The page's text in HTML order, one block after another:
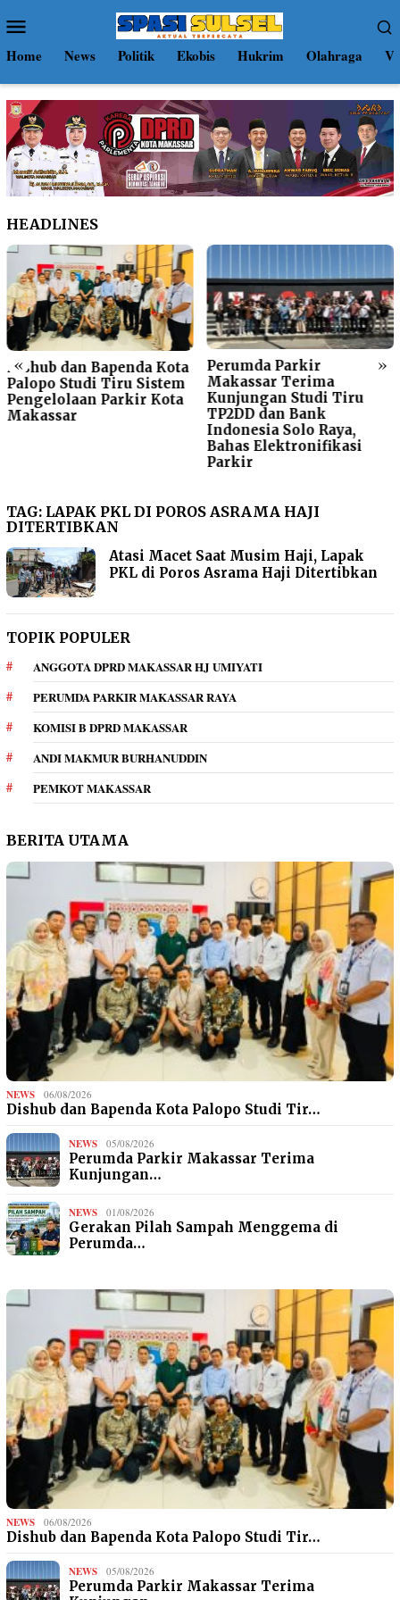
ke
kontenMobile
Home News Politik Ekobis Hukrim Olahraga
HEADLINES
« »
Dishub dan Bapenda Kota
Palopo Studi Tiru Sistem
Pengelolaan Parkir Kota
Makassar
Perumda Parkir
Makassar Terima
Kunjungan Studi Tiru
TP2DD dan Bank
Indonesia Solo Raya,
Bahas Elektronifikasi
Parkir
TAG: LAPAK PKL DI POROS ASRAMA HAJI
DITERTIBKAN
Atasi Macet Saat Musim Haji, Lapak
PKL di Poros Asrama Haji Ditertibkan
TOPIK POPULER
ANGGOTA DPRD MAKASSAR HJ UMIYATI
PERUMDA PARKIR MAKASSAR RAYA
KOMISI B DPRD MAKASSAR
ANDI MAKMUR BURHANUDDIN
PEMKOT MAKASSAR
BERITA UTAMA
NEWS 06/08/2026
Dishub dan Bapenda Kota Palopo Studi Tir…
NEWS 05/08/2026
Perumda Parkir Makassar Terima
Kunjungan…
NEWS 01/08/2026
Gerakan Pilah Sampah Menggema di
Perumda…
NEWS 06/08/2026
Dishub dan Bapenda Kota Palopo Studi Tir…
NEWS 05/08/2026
Perumda Parkir Makassar Terima